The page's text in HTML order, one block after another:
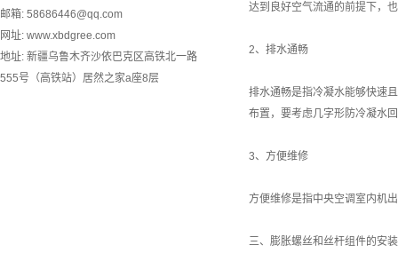
邮箱: 58686446@qq.com
网址: www.xbdgree.com
地址: 新疆乌鲁木齐沙依巴克区高铁北一路
555号（高铁站）居然之家a座8层
达到良好空气流通的前提下，
2、排水通畅
排水通畅是指冷凝水能够快速
布置，要考虑几字形防冷凝水
3、方便维修
方便维修是指中央空调室内机
三、膨胀螺丝和丝杆组件的安装